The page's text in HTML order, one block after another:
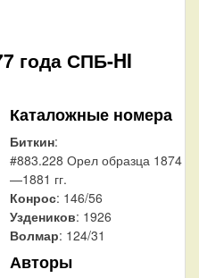
года СПБ-HI
Каталожные номера
Биткин:
#883.228 Орел образца 1874
—1881 гг.
Конрос: 146/56
Уздеников: 1926
Волмар: 124/31
Авторы